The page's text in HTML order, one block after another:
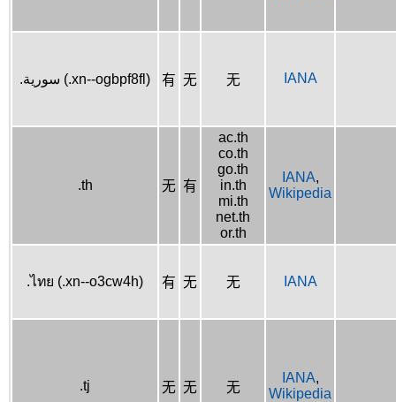
.سورية (.xn--ogbpf8fl) 有 无 无 IANA
.th 无 有
ac.th
co.th
go.th
in.th
mi.th
net.th
or.th
IANA,
Wikipedia
.ไทย (.xn--o3cw4h) 有 无 无 IANA
.tj 无 无 无
IANA,
Wikipedia